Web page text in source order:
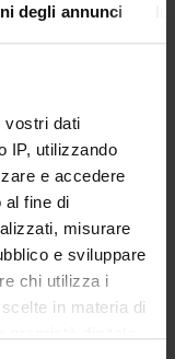
degli annunci
vostri dati
IP, utilizzando
e accedere
al fine di
misurare
e sviluppare
chi utilizza i
in materia di
SUPERIORE